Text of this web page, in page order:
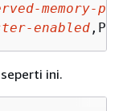
memory-
enabled
ini.